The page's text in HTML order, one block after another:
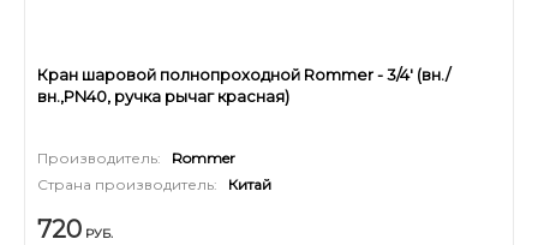
Кран шаровой полнопроходной Rommer - 3/4' (вн./
вн.,PN40, ручка рычаг красная)
Производитель:
Rommer
Страна производитель:
Китай
720 РУБ.